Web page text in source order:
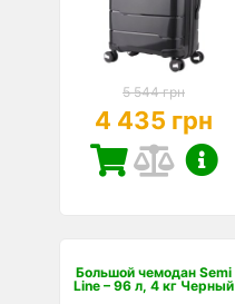
5 544 грн
4 435 грн
Большой чемодан Semi
Line – 96 л, 4 кг Черный